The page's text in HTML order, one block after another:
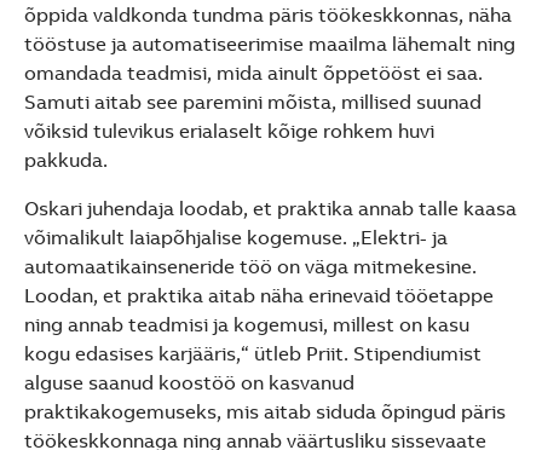
õppida valdkonda tundma päris töökeskkonnas, näha
tööstuse ja automatiseerimise maailma lähemalt ning
omandada teadmisi, mida ainult õppetööst ei saa.
Samuti aitab see paremini mõista, millised suunad
võiksid tulevikus erialaselt kõige rohkem huvi
pakkuda.
Oskari juhendaja loodab, et praktika annab talle kaasa
võimalikult laiapõhjalise kogemuse. „Elektri- ja
automaatikainseneride töö on väga mitmekesine.
Loodan, et praktika aitab näha erinevaid tööetappe
ning annab teadmisi ja kogemusi, millest on kasu
kogu edasises karjääris,“ ütleb Priit. Stipendiumist
alguse saanud koostöö on kasvanud
praktikakogemuseks, mis aitab siduda õpingud päris
töökeskkonnaga ning annab väärtusliku sissevaate